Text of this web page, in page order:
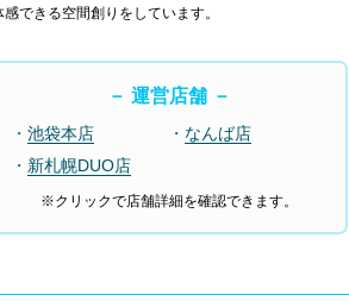
感できる空間創りをしています。
－ 運営店舗 －
池袋本店
なんば店
新札幌DUO店
※クリックで店舗詳細を確認できます。